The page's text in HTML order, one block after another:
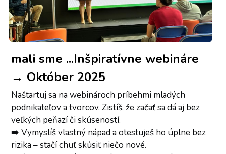
mali sme ...Inšpiratívne webináre
→ Október 2025
Naštartuj sa na webinároch príbehmi mladých
podnikateľov a tvorcov. Zistíš, že začať sa dá aj bez
veľkých peňazí či skúseností.
➡️ Vymyslíš vlastný nápad a otestuješ ho úplne bez
rizika – stačí chuť skúsiť niečo nové.